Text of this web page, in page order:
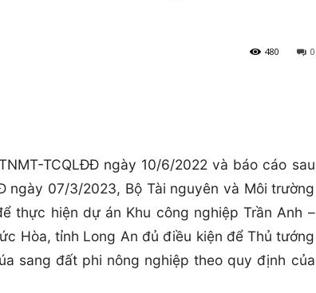
0
480
TCQLĐĐ ngày 10/6/2022 và báo cáo sau
ngày 07/3/2023, Bộ Tài nguyên và Môi trường
thực hiện dự án Khu công nghiệp Trần Anh –
Hòa, tỉnh Long An đủ điều kiện để Thủ tướng
sang đất phi nông nghiệp theo quy định của